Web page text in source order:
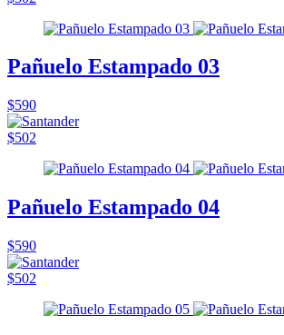
Pañuelo Estampado 03
$590
$502
Pañuelo Estampado 04
$590
$502